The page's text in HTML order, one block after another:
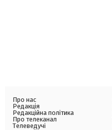
Про нас
Редакція
Редакційна політика
Про телеканал
Телеведучі